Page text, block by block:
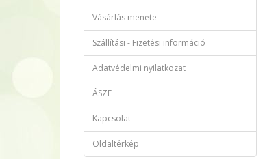
Vásárlás menete
Szállítási - Fizetési információ
Adatvédelmi nyilatkozat
ÁSZF
Kapcsolat
Oldaltérkép